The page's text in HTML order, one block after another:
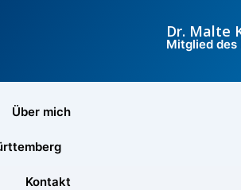
Dr. Malte
Mitglied des
Über mich
Kontakt